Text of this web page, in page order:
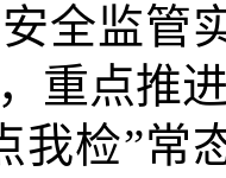
全监管
重点推
我检”常